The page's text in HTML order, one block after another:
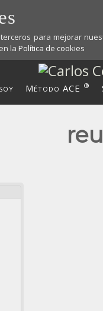
para mejorar
la Política de cookies
Método ACE ®